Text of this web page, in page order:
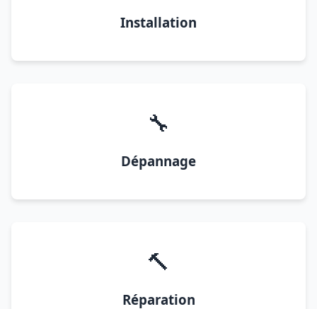
Installation
🔧
Dépannage
🔨
Réparation